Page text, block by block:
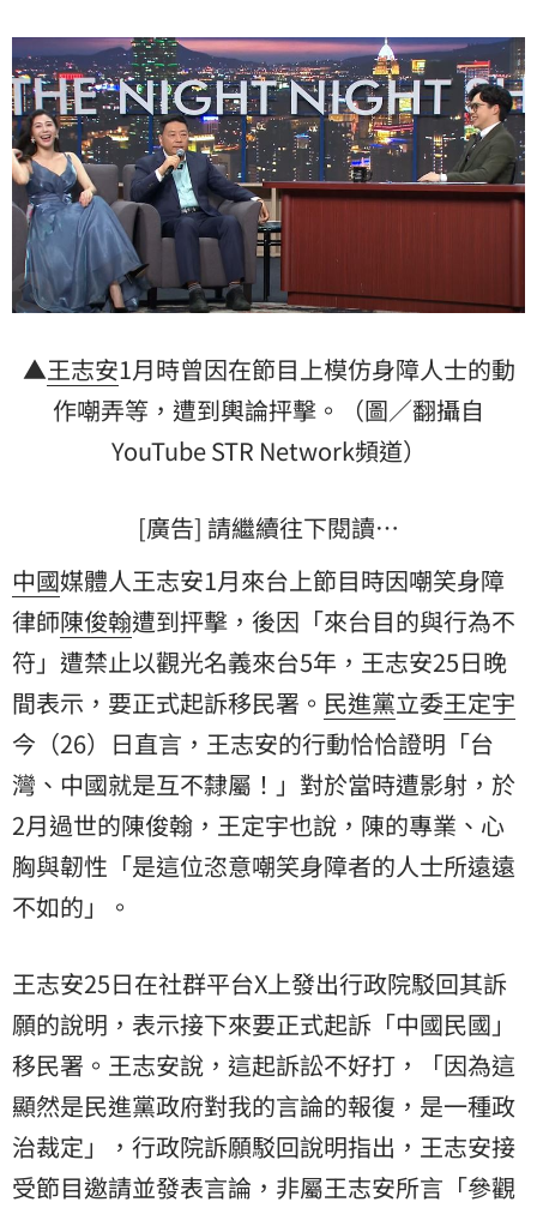
▲王志安1月時曾因在節目上模仿身障人士的動
作嘲弄等，遭到輿論抨擊。（圖／翻攝自
YouTube STR Network頻道）
[廣告] 請繼續往下閱讀…
中國媒體人王志安1月來台上節目時因嘲笑身障
律師陳俊翰遭到抨擊，後因「來台目的與行為不
符」遭禁止以觀光名義來台5年，王志安25日晚
間表示，要正式起訴移民署。 民進黨立委王定宇
今（26）日直言，王志安的行動恰恰證明「台
灣 、中國就是互不隸屬！」對於當時遭影射，於
2月過世的陳俊翰，王定宇也說，陳的專業、心
胸與韌性「是這位恣意嘲笑身障者的人士所遠遠
不如的」。
王志安25日在社群平台X上發出行政院駁回其訴
願的說明，表示接下來要正式起訴「中國民國」
移民署。王志安說，這起訴訟不好打，「因為這
顯然是民進黨政府對我的言論的報復，是一種政
治裁定」，行政院訴願駁回說明指出，王志安接
受節目邀請並發表言論，非屬王志安所言「參觀